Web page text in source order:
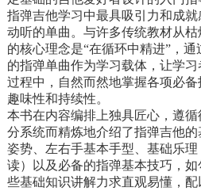
指弹吉他学习中最具吸引力和成
动听的单曲。与许多传统教材从
的核心理念是“在循环中精进”，
的指弹单曲作为学习载体，让学
过程中，自然而然地掌握各项必
趣味性和持续性。
本书在内容编排上独具匠心，遵
分系统而精炼地介绍了指弹吉他
姿势、左右手基本手型、基础乐
读）以及必备的指弹基本技巧，
些基础知识讲解力求直观易懂，